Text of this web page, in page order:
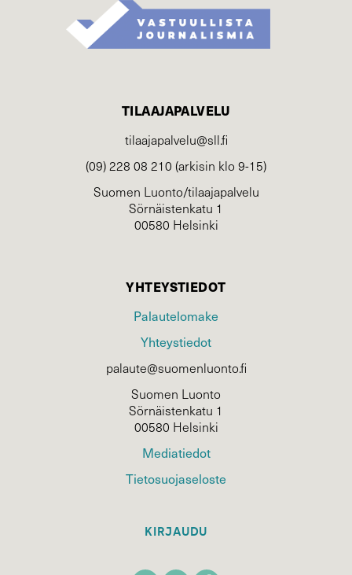
TILAAJAPALVELU
tilaajapalvelu@sll.fi
(09) 228 08 210 (arkisin klo 9-15)
Suomen Luonto/tilaajapalvelu
Sörnäistenkatu 1
00580 Helsinki
YHTEYSTIEDOT
Palautelomake
Yhteystiedot
palaute@suomenluonto.fi
Suomen Luonto
Sörnäistenkatu 1
00580 Helsinki
Mediatiedot
Tietosuojaseloste
KIRJAUDU